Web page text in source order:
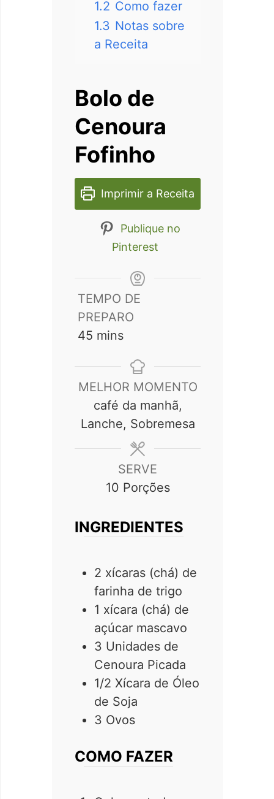
1.2 Como fazer
1.3 Notas sobre
a Receita
Bolo de
Cenoura
Fofinho
Imprimir a Receita
Publique no
Pinterest
TEMPO DE
PREPARO
45 minutes
mins
MELHOR MOMENTO
café da manhã,
Lanche, Sobremesa
SERVE
10 Porções
INGREDIENTES
2 xícaras (chá) de
farinha de trigo
1 xícara (chá) de
açúcar mascavo
3 Unidades de
Cenoura Picada
1/2 Xícara de Óleo
de Soja
3 Ovos
COMO FAZER